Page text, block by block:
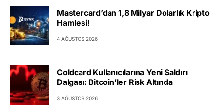
Mastercard’dan 1,8 Milyar Dolarlık Kripto
Hamlesi!
4 AĞUSTOS 2026
Coldcard Kullanıcılarına Yeni Saldırı
Dalgası: Bitcoin’ler Risk Altında
3 AĞUSTOS 2026